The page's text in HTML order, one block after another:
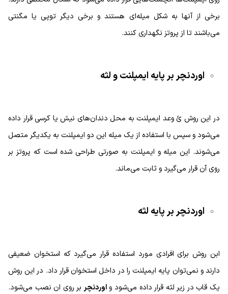
برخی از آنها به شکل میله‌ای هستند و برخی دیگر توپی یا مگنتی
می‌باشند تا از پروتز نگهداری کنند.
اوردنچر بر پایه ایمپلنت و لثه
در این روش ئ وعد ایمپلنت به محل دندان‌های نیش یا کرسی قرار داده
می‌شود و سپس با استفاده از یک میله این دو ایمپلنت به یکدیگر متصل
می‌شوند. این میله و ایمپلنت به صورتی طراحی شده است که پروتز بر
روی آن قرار می‌گیرد و ثابت می‌ماند.
اوردنچر بر پایه لثه
ابن روش برای افرادی مورد استفاده قرار می‌گیرد که استخوان ضعیفی
دارند و نمی‌توان پایه ایمپلنت را در داخل استخوان قرار داد. در این روش
یک قاب در زیر لثه قرار داده می‌شود واوردنچر بر روی ان نصب می‌شود.